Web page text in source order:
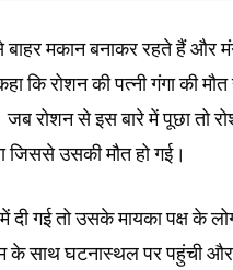
बाहर मकान बनाकर रहते हैं और
कि रोशन की पत्नी गंगा की
रोशन से इस बारे में पूछा तो
जिससे उसकी मौत हो गई।
गई तो उसके मायका पक्ष के
के साथ घटनास्थल पर पहुंची